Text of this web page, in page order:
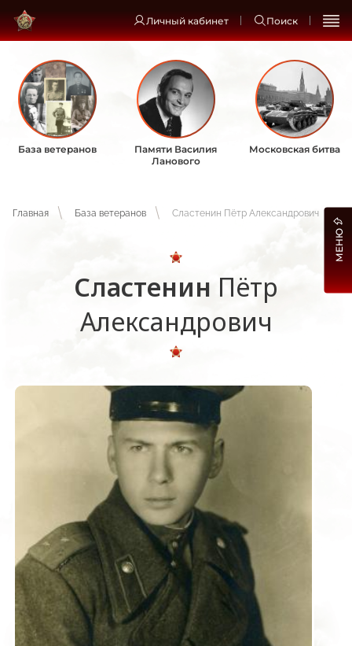
Личный кабинет Поиск
База ветеранов
Памяти Василия
Ланового
Московская битва
Главная База ветеранов Сластенин Пётр Александрович
Сластенин Пётр
Александрович
МЕНЮ